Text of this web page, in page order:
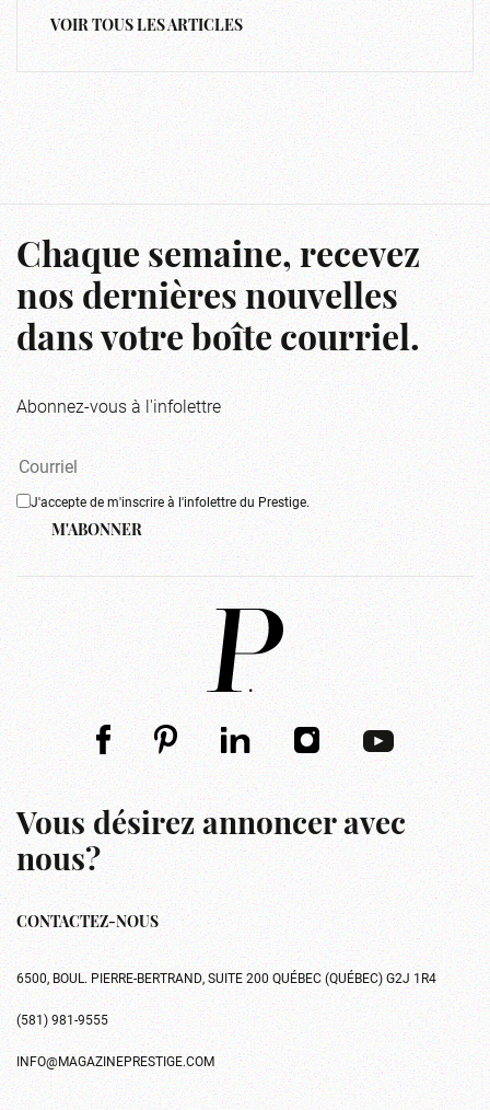
VOIR TOUS LES ARTICLES
Chaque semaine, recevez
nos dernières nouvelles
dans votre boîte courriel.
Abonnez-vous à l'infolettre
J'accepte de m'inscrire à l'infolettre du Prestige.
M'ABONNER
Vous désirez annoncer avec
nous?
CONTACTEZ-NOUS
6500, BOUL. PIERRE-BERTRAND, SUITE 200 QUÉBEC (QUÉBEC) G2J 1R4
(581) 981-9555
INFO@MAGAZINEPRESTIGE.COM